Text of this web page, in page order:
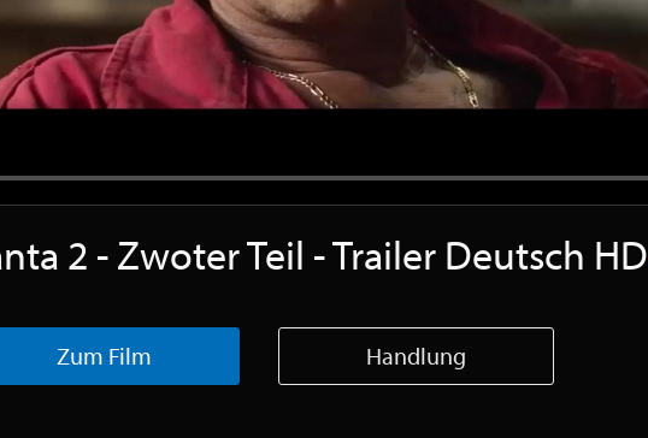
2 - Zwoter Teil - Trailer Deutsch HD
Zum Film Handlung